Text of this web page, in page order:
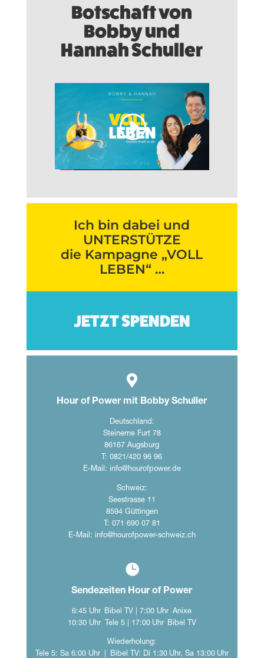
Botschaft von
Bobby und
Hannah Schuller
Ich bin dabei und
UNTERSTÜTZE
die Kampagne „VOLL
LEBEN“ …
JETZT SPENDEN

Hour of Power mit Bobby Schuller
Deutschland:
Steinerne Furt 78
86167 Augsburg
T: 0821/420 96 96
E-Mail: info@hourofpower.de
Schweiz:
Seestrasse 11
8594 Güttingen
T: 071 690 07 81
E-Mail: info@hourofpower-schweiz.ch

Sendezeiten Hour of Power
6:45 Uhr Bibel TV | 7:00 Uhr Anixe
10:30 Uhr Tele 5 | 17:00 Uhr Bibel TV
Wiederholung:
Tele 5: Sa 6:00 Uhr | Bibel TV: Di 1:30 Uhr, Sa 13:00 Uhr